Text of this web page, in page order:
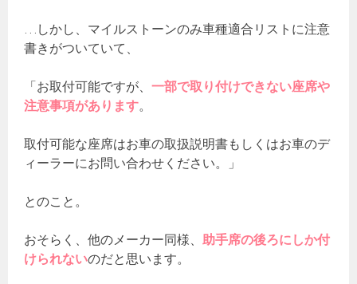
…しかし、マイルストーンのみ車種適合リストに注意
書きがついていて、
「お取付可能ですが、一部で取り付けできない座席や
注意事項があります。
取付可能な座席はお車の取扱説明書もしくはお車のデ
ィーラーにお問い合わせください。」
とのこと。
おそらく、他のメーカー同様、助手席の後ろにしか付
けられないのだと思います。